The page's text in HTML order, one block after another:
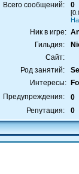
Всего сообщений:
0
Ник в игре:
Гильдия:
Сайт:
Род занятий:
Интересы:
Предупреждения:
0
Репутация:
0